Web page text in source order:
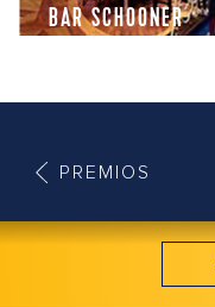
BAR SCHOONER
PREMIOS